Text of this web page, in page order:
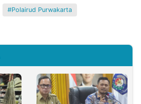
Polairud Purwakarta